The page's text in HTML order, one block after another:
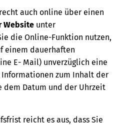
auch online über einen
Website unter
die Online-Funktion nutzen,
einem dauerhaften
E- Mail) unverzüglich eine
zum Inhalt der
dem Datum und der Uhrzeit
reicht es aus, dass Sie